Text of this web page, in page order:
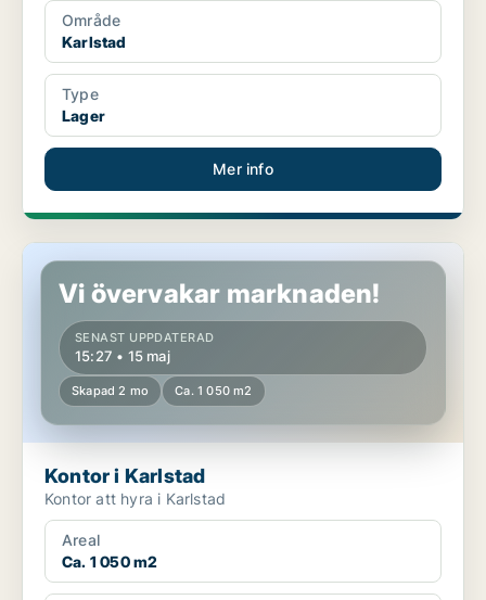
Område
Karlstad
Type
Lager
Mer info
Kontor i Karlstad
Vi övervakar marknaden!
SENAST UPPDATERAD
15:27 • 15 maj
Skapad 2 mo Ca. 1 050 m2
Kontor i Karlstad
Kontor att hyra i Karlstad
Areal
Ca. 1 050 m2